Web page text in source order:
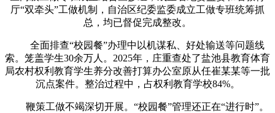
厅“双牵头”工做机制，自治区纪委监委成立工做专班统筹抓
总，均已督促完成整改。
全面排查“校园餐”办理中以机谋私、好处输送等问题线
索。笼盖学生30余万人。2025年，庄重查处了盐池县教育体育
局农村权利教育学生养分改善打算办公室原从任崔某某等一批
沉点案件。整治过程中，占权利教育学校84%。
鞭策工做不竭深切开展。“校园餐”管理还正在“进行时”。